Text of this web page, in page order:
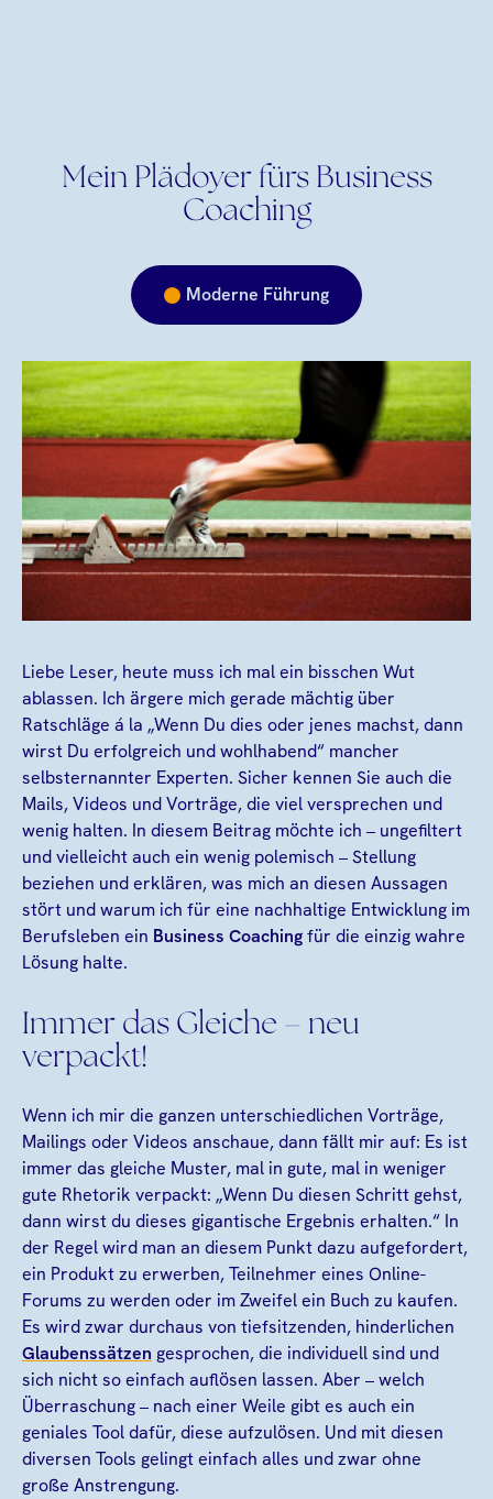
Mein Plädoyer fürs Business
Coaching
Moderne Führung
Liebe Leser, heute muss ich mal ein bisschen Wut
ablassen. Ich ärgere mich gerade mächtig über
Ratschläge á la „Wenn Du dies oder jenes machst, dann
wirst Du erfolgreich und wohlhabend“ mancher
selbsternannter Experten. Sicher kennen Sie auch die
Mails, Videos und Vorträge, die viel versprechen und
wenig halten. In diesem Beitrag möchte ich – ungefiltert
und vielleicht auch ein wenig polemisch – Stellung
beziehen und erklären, was mich an diesen Aussagen
stört und warum ich für eine nachhaltige Entwicklung im
Berufsleben ein Business Coachingfür die einzig wahre
Lösung halte.
Immer das Gleiche – neu
verpackt!
Wenn ich mir die ganzen unterschiedlichen Vorträge,
Mailings oder Videos anschaue, dann fällt mir auf: Es ist
immer das gleiche Muster, mal in gute, mal in weniger
gute Rhetorik verpackt: „Wenn Du diesen Schritt gehst,
dann wirst du dieses gigantische Ergebnis erhalten.“ In
der Regel wird man an diesem Punkt dazu aufgefordert,
ein Produkt zu erwerben, Teilnehmer eines Online-
Forums zu werden oder im Zweifel ein Buch zu kaufen.
Es wird zwar durchaus von tiefsitzenden, hinderlichen
Glaubenssätzen gesprochen, die individuell sind und
sich nicht so einfach auflösen lassen. Aber – welch
Überraschung – nach einer Weile gibt es auch ein
geniales Tool dafür, diese aufzulösen. Und mit diesen
diversen Tools gelingt einfach alles und zwar ohne
große Anstrengung.